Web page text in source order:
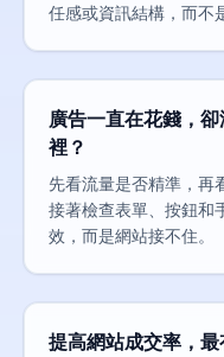
任感或資訊結構，而不
廣告一直在花錢，
裡？
先看流量是否精準，再
接著檢查表單、按鈕和
效，而是網站接不住。
提高網站成交率，